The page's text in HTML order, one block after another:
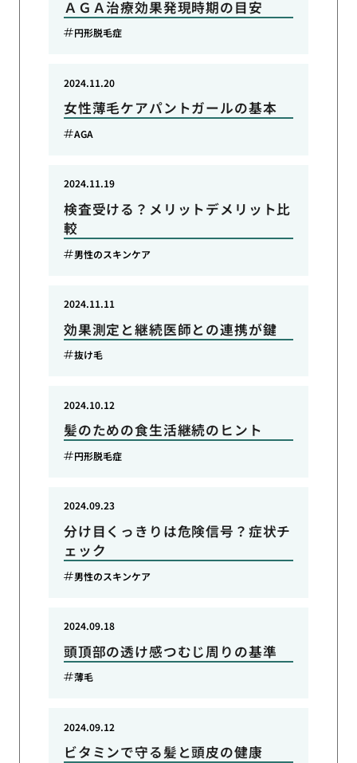
ＡＧＡ治療効果発現時期の目安
円形脱毛症
女性薄毛ケアパントガールの基本
2024.11.20
AGA
検査受ける？メリットデメリット比
較
2024.11.19
男性のスキンケア
効果測定と継続医師との連携が鍵
2024.11.11
抜け毛
髪のための食生活継続のヒント
2024.10.12
円形脱毛症
分け目くっきりは危険信号？症状チ
ェック
2024.09.23
男性のスキンケア
頭頂部の透け感つむじ周りの基準
2024.09.18
薄毛
ビタミンで守る髪と頭皮の健康
2024.09.12